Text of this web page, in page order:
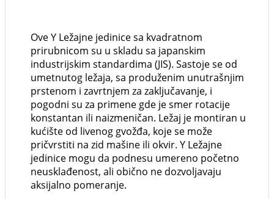
Ove Y Ležajne jedinice sa kvadratnom
prirubnicom su u skladu sa japanskim
industrijskim standardima (JIS). Sastoje se od
umetnutog ležaja, sa produženim unutrašnjim
prstenom i zavrtnjem za zaključavanje, i
pogodni su za primene gde je smer rotacije
konstantan ili naizmeničan. Ležaj je montiran u
kućište od livenog gvožđa, koje se može
pričvrstiti na zid mašine ili okvir. Y Ležajne
jedinice mogu da podnesu umereno početno
neusklađenost, ali obično ne dozvoljavaju
aksijalno pomeranje.